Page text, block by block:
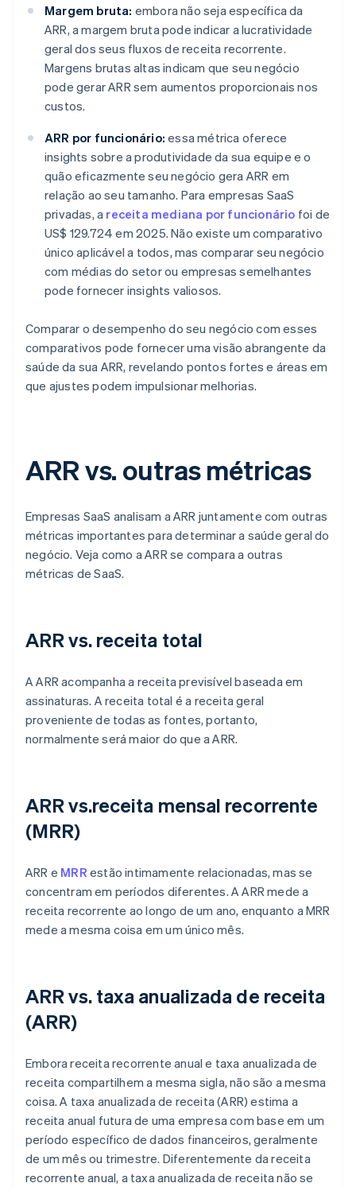
Margem bruta: embora não seja específica da
ARR, a margem bruta pode indicar a lucratividade
geral dos seus fluxos de receita recorrente.
Margens brutas altas indicam que seu negócio
pode gerar ARR sem aumentos proporcionais nos
custos.
ARR por funcionário: essa métrica oferece
insights sobre a produtividade da sua equipe e o
quão eficazmente seu negócio gera ARR em
relação ao seu tamanho. Para empresas SaaS
privadas, a receita mediana por funcionário foi de
US$ 129.724 em 2025. Não existe um comparativo
único aplicável a todos, mas comparar seu negócio
com médias do setor ou empresas semelhantes
pode fornecer insights valiosos.
Comparar o desempenho do seu negócio com esses
comparativos pode fornecer uma visão abrangente da
saúde da sua ARR, revelando pontos fortes e áreas em
que ajustes podem impulsionar melhorias.
ARR vs. outras métricas
Empresas SaaS analisam a ARR juntamente com outras
métricas importantes para determinar a saúde geral do
negócio. Veja como a ARR se compara a outras
métricas de SaaS.
ARR vs. receita total
A ARR acompanha a receita previsível baseada em
assinaturas. A receita total é a receita geral
proveniente de todas as fontes, portanto,
normalmente será maior do que a ARR.
ARR vs.receita mensal recorrente
(MRR)
ARR e MRR estão intimamente relacionadas, mas se
concentram em períodos diferentes. A ARR mede a
receita recorrente ao longo de um ano, enquanto a MRR
mede a mesma coisa em um único mês.
ARR vs. taxa anualizada de receita
(ARR)
Embora receita recorrente anual e taxa anualizada de
receita compartilhem a mesma sigla, não são a mesma
coisa. A taxa anualizada de receita (ARR) estima a
receita anual futura de uma empresa com base em um
período específico de dados financeiros, geralmente
de um mês ou trimestre. Diferentemente da receita
recorrente anual, a taxa anualizada de receita não se